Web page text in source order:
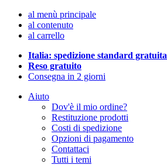
al menù principale
al contenuto
al carrello
Italia: spedizione standard gratuita
Reso gratuito
Consegna in 2 giorni
Aiuto
Dov'è il mio ordine?
Restituzione prodotti
Costi di spedizione
Opzioni di pagamento
Contattaci
Tutti i temi